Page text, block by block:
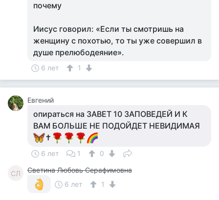
почему
Иисус говорил: «Если ты смотришь на
женщину с похотью, то ты уже совершил в
душе прелюбодеяние».
6 лет 1
Евгений
опираться на ЗАВЕТ 10 ЗАПОВЕДЕЙ И К
ВАМ БОЛЬШЕ НЕ ПОДОЙДЕТ НЕВИДИМАЯ
✝
6 лет 1 0
СЛ
Светина Любовь Серафимовна
6 лет
1